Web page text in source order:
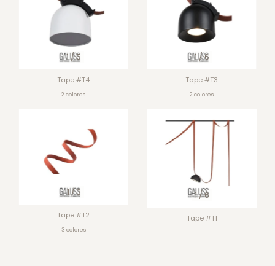
1/5
Tape #T4
2 colores
1/6
Tape #T3
2 colores
1/3
Tape #T2
3 colores
1/6
Tape #T1